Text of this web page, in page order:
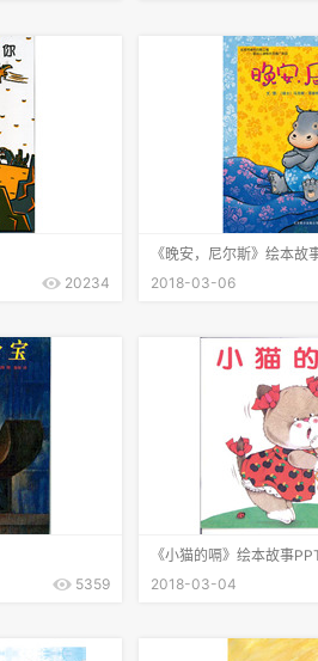
20234
《晚安，尼尔斯》绘本故
2018-03-06
5359
《小猫的嗝》绘本故事
2018-03-04